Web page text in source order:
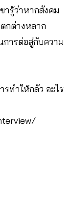
ารู้ว่าหากสังคม
กต่างหลาก
การต่อสู่กับความ
ทำให้กลัว อะไร